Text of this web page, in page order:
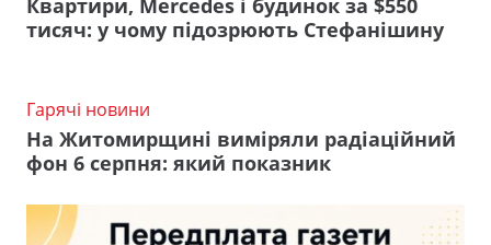
Квартири, Mercedes і будинок за $550
тисяч: у чому підозрюють Стефанішину
Гарячі новини
На Житомирщині виміряли радіаційний
фон 6 серпня: який показник